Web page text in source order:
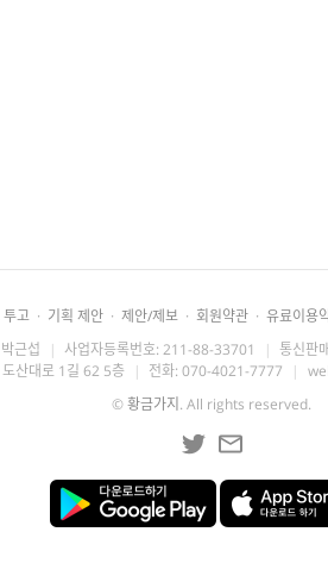
투고 · 기획 제안 · 제안/제보 · 회원약관 · 유료이용
근섭 | 사업자등록번호: 211-88-33701 | 통신판
산대로 1길 62 5층 | 전화: 070-4021-7777 |
©황금가지 . All rights reserved.